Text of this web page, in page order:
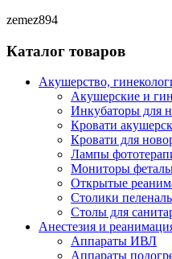
zemez894
Каталог товаров
Акушерство,
Акушерские и
Инкубаторы для
Кровати
Кровати для
Лампы
Мониторы
Открытые
Столики
Столы для
Анестезия и
Аппараты ИВЛ
Аппараты